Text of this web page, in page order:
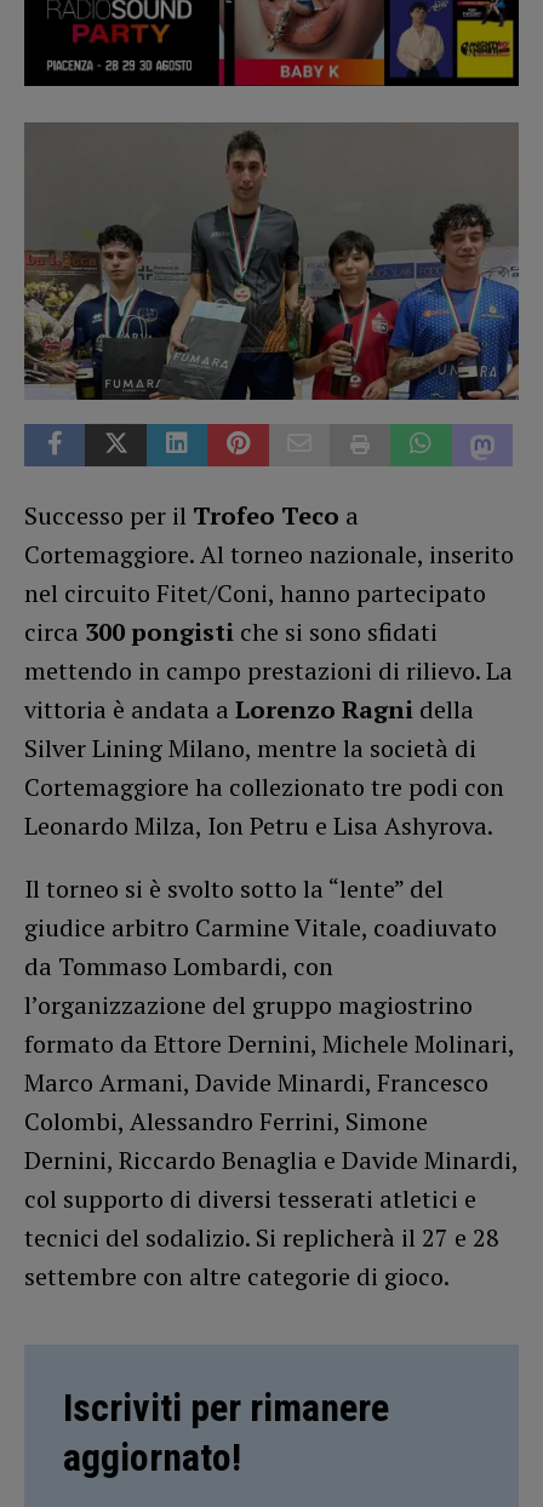
Successo per il Trofeo Teco a
Cortemaggiore. Al torneo nazionale, inserito
nel circuito Fitet/Coni, hanno partecipato
circa 300 pongisti che si sono sfidati
mettendo in campo prestazioni di rilievo. La
vittoria è andata a Lorenzo Ragni della
Silver Lining Milano, mentre la società di
Cortemaggiore ha collezionato tre podi con
Leonardo Milza, Ion Petru e Lisa Ashyrova.
Il torneo si è svolto sotto la “lente” del
giudice arbitro Carmine Vitale, coadiuvato
da Tommaso Lombardi, con
l’organizzazione del gruppo magiostrino
formato da Ettore Dernini, Michele Molinari,
Marco Armani, Davide Minardi, Francesco
Colombi, Alessandro Ferrini, Simone
Dernini, Riccardo Benaglia e Davide Minardi,
col supporto di diversi tesserati atletici e
tecnici del sodalizio. Si replicherà il 27 e 28
settembre con altre categorie di gioco.
Iscriviti per rimanere
aggiornato!